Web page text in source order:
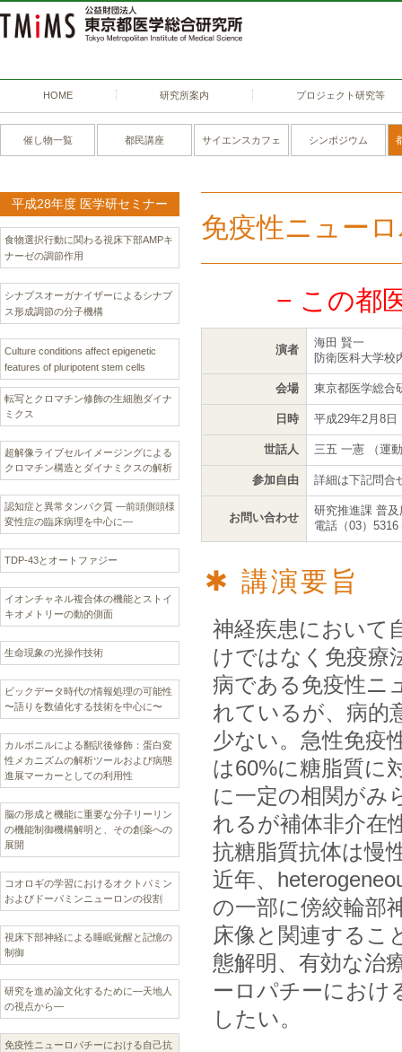
HOME 研究所案内 プロジェクト研究等
催し物一覧 都民講座 サイエンスカフェ シンポジウム
平成28年度 医学研セミナー
食物選択行動に関わる視床下部AMPキ
ナーゼの調節作用
シナプスオーガナイザーによるシナプ
ス形成調節の分子機構
Culture conditions affect epigenetic
features of pluripotent stem cells
転写とクロマチン修飾の生細胞ダイナ
ミクス
超解像ライブセルイメージングによる
クロマチン構造とダイナミクスの解析
認知症と異常タンパク質 —前頭側頭様
変性症の臨床病理を中心に—
TDP-43とオートファジー
イオンチャネル複合体の機能とストイ
キオメトリーの動的側面
生命現象の光操作技術
ビックデータ時代の情報処理の可能性
〜語りを数値化する技術を中心に〜
カルボニルによる翻訳後修飾：蛋白変
性メカニズムの解析ツールおよび病態
進展マーカーとしての利用性
脳の形成と機能に重要な分子リーリン
の機能制御機構解明と、その創薬への
展開
コオロギの学習におけるオクトパミン
およびドーパミンニューロンの役割
視床下部神経による睡眠覚醒と記憶の
制御
研究を進め論文化するために―天地人
の視点から―
免疫性ニューロパチーにおける自己抗
免疫性ニュー
− この都
演者
海田 賢一
防衛医科大学
会場 東京都医学総合
日時 平成29年2月8日
世話人 三五 一憲 （運
参加自由 詳細は下記問合
お問い合わせ
研究推進課 普及
電話（03）5316
講演要旨
神経疾患において
けではなく免疫療
病である免疫性ニ
れているが、病的
少ない。急性免疫
は60%に糖脂質に
に一定の相関がみ
れるが補体非介在
抗糖脂質抗体は慢
近年、
の一部に傍絞輪部
床像と関連するこ
態解明、有効な治
ーロパチーにおけ
したい。